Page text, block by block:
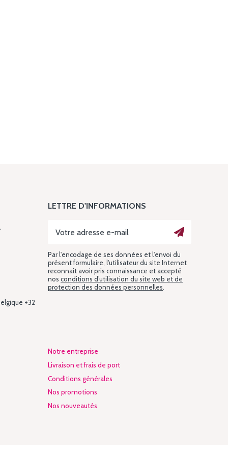
LETTRE D'INFORMATIONS
Par l'encodage de ses données et l'envoi du
présent formulaire, l'utilisateur du site Internet
reconnaît avoir pris connaissance et accepté
nos conditions d’utilisation du site web et de
protection des données personnelles.
+32
Notre entreprise
Livraison et frais de port
Conditions générales
Nos promotions
Nos nouveautés